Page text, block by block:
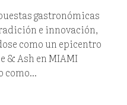
gastronómicas
e innovación,
como un epicentro
& Ash en MIAMI
como…